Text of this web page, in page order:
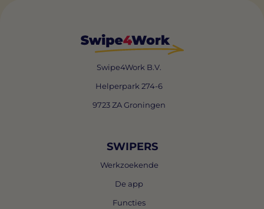
Swipe4Work B.V.
Helperpark 274-6
9723 ZA Groningen
SWIPERS
Werkzoekende
De app
Functies